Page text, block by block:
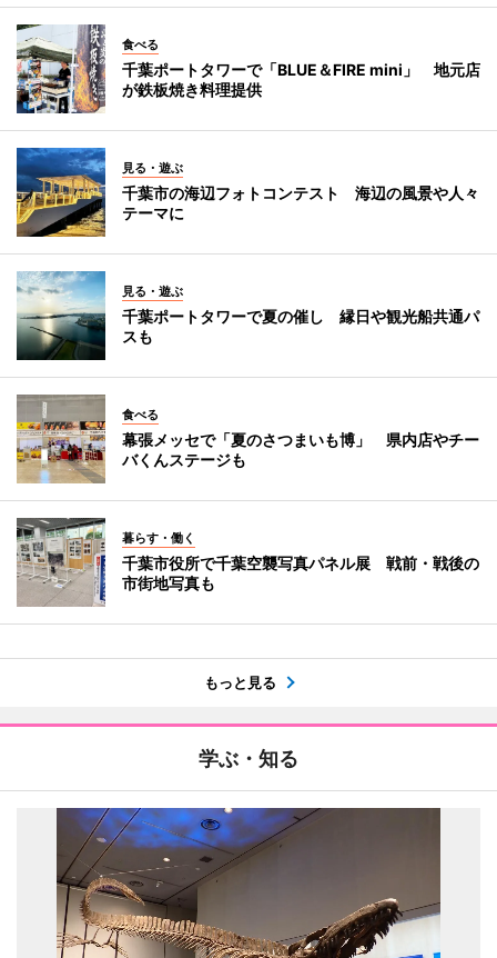
食べる
千葉ポートタワーで「BLUE＆FIRE mini」 地元店
が鉄板焼き料理提供
見る・遊ぶ
千葉市の海辺フォトコンテスト 海辺の風景や人々
テーマに
見る・遊ぶ
千葉ポートタワーで夏の催し 縁日や観光船共通パ
スも
食べる
幕張メッセで「夏のさつまいも博」 県内店やチー
バくんステージも
暮らす・働く
千葉市役所で千葉空襲写真パネル展 戦前・戦後の
市街地写真も
もっと見る
学ぶ・知る